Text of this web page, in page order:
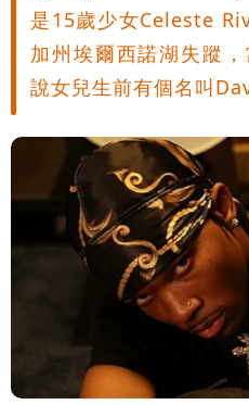
是15歲少女Celeste
加州埃爾西諾湖失蹤
說女兒生前有個名叫